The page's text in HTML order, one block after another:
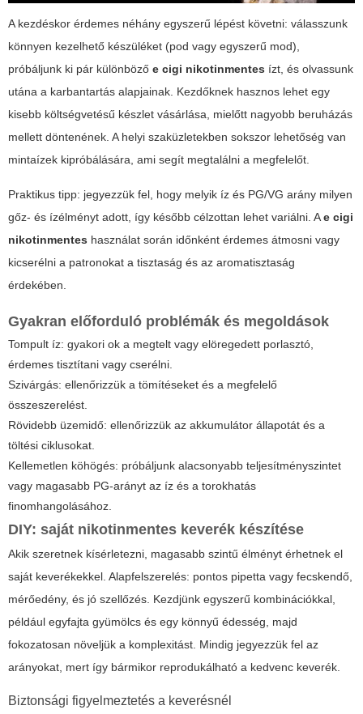
A kezdéskor érdemes néhány egyszerű lépést követni: válasszunk
könnyen kezelhető készüléket (pod vagy egyszerű mod),
próbáljunk ki pár különböző e cigi nikotinmentes ízt, és olvassunk
utána a karbantartás alapjainak. Kezdőknek hasznos lehet egy
kisebb költségvetésű készlet vásárlása, mielőtt nagyobb beruházás
mellett döntenének. A helyi szaküzletekben sokszor lehetőség van
mintaízek kipróbálására, ami segít megtalálni a megfelelőt.
Praktikus tipp: jegyezzük fel, hogy melyik íz és PG/VG arány milyen
gőz- és ízélményt adott, így később célzottan lehet variálni. Ae cigi
nikotinmentes használat során időnként érdemes átmosni vagy
kicserélni a patronokat a tisztaság és az aromatisztaság
érdekében.
Gyakran előforduló problémák és megoldások
Tompult íz: gyakori ok a megtelt vagy elöregedett porlasztó,
érdemes tisztítani vagy cserélni.
Szivárgás: ellenőrizzük a tömítéseket és a megfelelő
összeszerelést.
Rövidebb üzemidő: ellenőrizzük az akkumulátor állapotát és a
töltési ciklusokat.
Kellemetlen köhögés: próbáljunk alacsonyabb teljesítményszintet
vagy magasabb PG-arányt az íz és a torokhatás
finomhangolásához.
DIY: saját nikotinmentes keverék készítése
Akik szeretnek kísérletezni, magasabb szintű élményt érhetnek el
saját keverékekkel. Alapfelszerelés: pontos pipetta vagy fecskendő,
mérőedény, és jó szellőzés. Kezdjünk egyszerű kombinációkkal,
például egyfajta gyümölcs és egy könnyű édesség, majd
fokozatosan növeljük a komplexitást. Mindig jegyezzük fel az
arányokat, mert így bármikor reprodukálható a kedvenc keverék.
Biztonsági figyelmeztetés a keverésnél